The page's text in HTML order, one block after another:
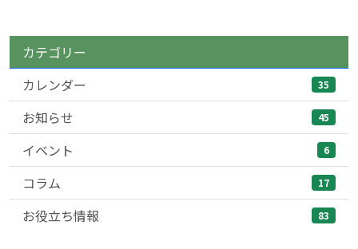
カテゴリー
カレンダー
35
お知らせ 45
イベント 6
コラム 17
お役立ち情報 83